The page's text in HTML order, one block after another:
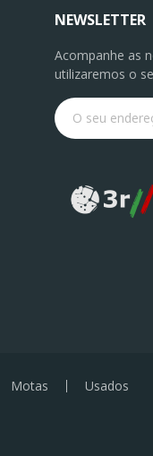
NEWSLETTER
Acompanhe as
utilizaremos o
Motas Usados